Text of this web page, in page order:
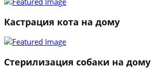
Кастрация кота на дому
Стерилизация собаки на дому